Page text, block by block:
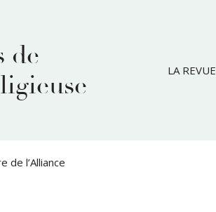
de
LA REVUE
de l’Alliance